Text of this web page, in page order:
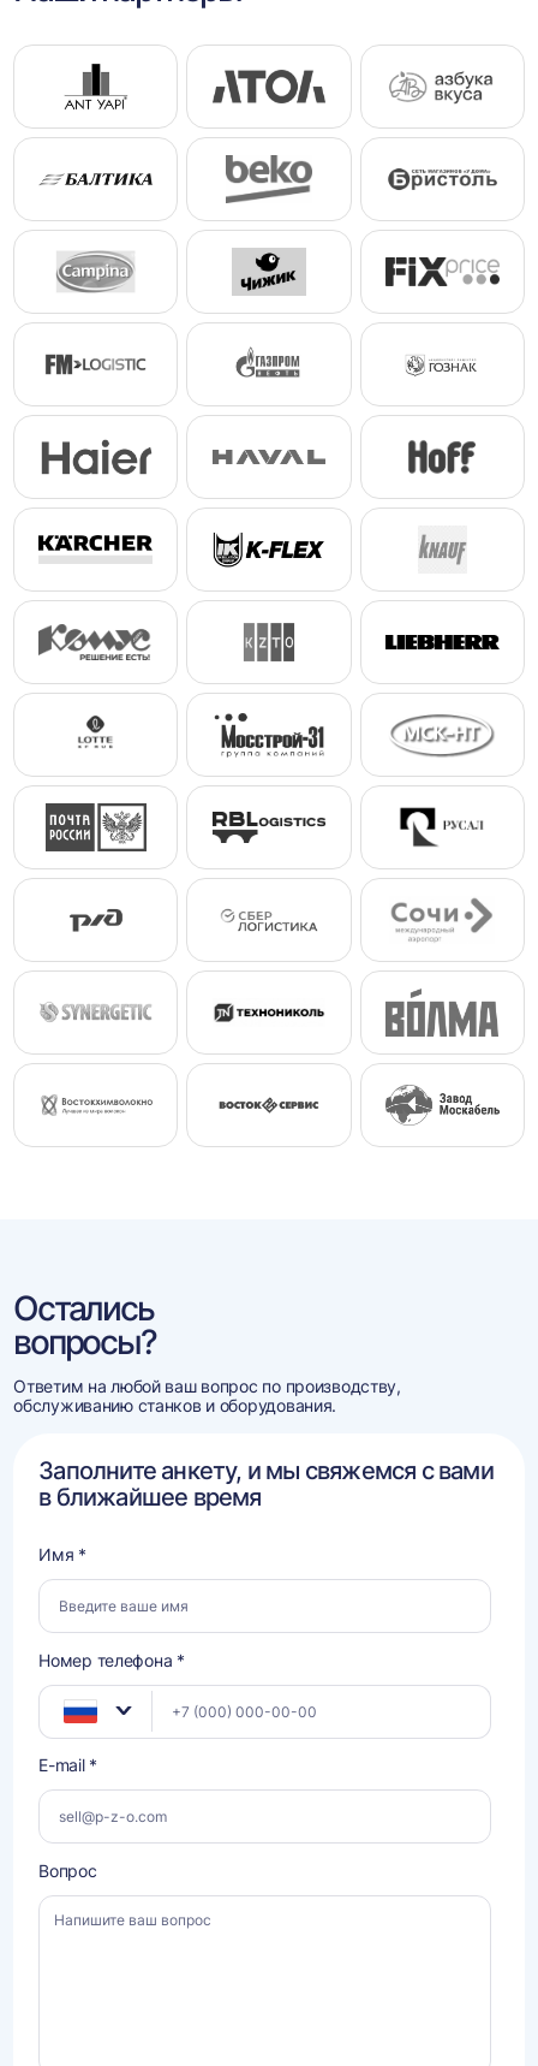
Остались
вопросы?
Ответим на любой ваш вопрос по производству,
обслуживанию станков и оборудования.
Заполните анкету, и мы свяжемся с вами
в ближайшее время
Имя *
Номер телефона *
E-mail *
Вопрос